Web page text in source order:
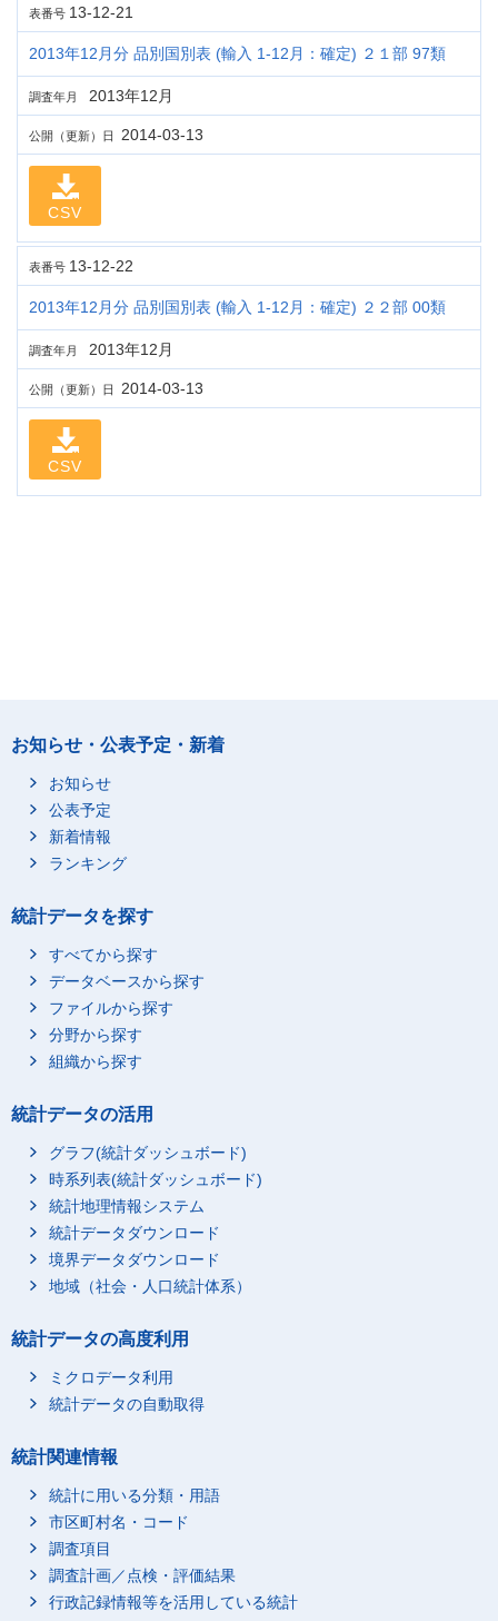
表番号 13-12-21
2013年12月分 品別国別表 (輸入 1-12月：確定) ２１部 97類
調査年月 2013年12月
公開（更新）日 2014-03-13
CSV
表番号 13-12-22
2013年12月分 品別国別表 (輸入 1-12月：確定) ２２部 00類
調査年月 2013年12月
公開（更新）日 2014-03-13
CSV
お知らせ・公表予定・新着
お知らせ
公表予定
新着情報
ランキング
統計データを探す
すべてから探す
データベースから探す
ファイルから探す
分野から探す
組織から探す
統計データの活用
グラフ(統計ダッシュボード)
時系列表(統計ダッシュボード)
統計地理情報システム
統計データダウンロード
境界データダウンロード
地域（社会・人口統計体系）
統計データの高度利用
ミクロデータ利用
統計データの自動取得
統計関連情報
統計に用いる分類・用語
市区町村名・コード
調査項目
調査計画／点検・評価結果
行政記録情報等を活用している統計